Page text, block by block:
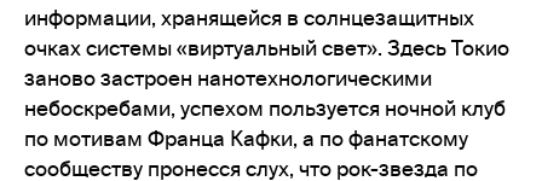
информации, хранящейся в солнцезащитных
очках системы «виртуальный свет». Здесь Токио
заново застроен нанотехнологическими
небоскребами, успехом пользуется ночной клуб
по мотивам Франца Кафки, а по фанатскому
сообществу пронесся слух, что рок-звезда по